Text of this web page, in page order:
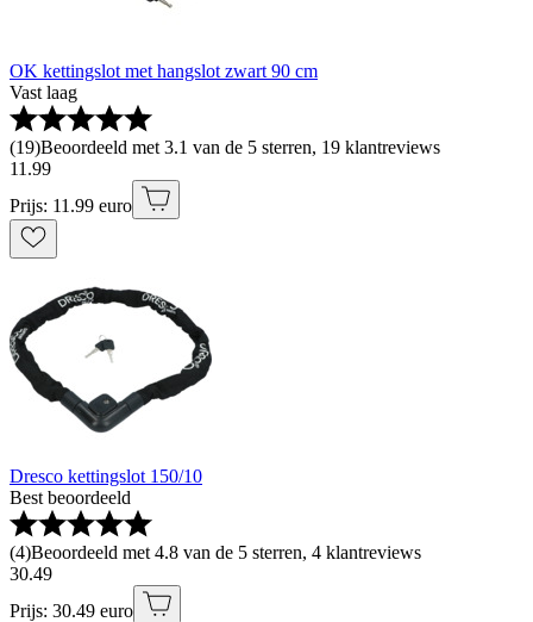
OK kettingslot met hangslot zwart 90 cm
Vast laag
(19)Beoordeeld met 3.1 van de 5 sterren, 19 klantreviews
11 .99
Prijs: 11.99 euro
Dresco kettingslot 150/10
Best beoordeeld
(4)Beoordeeld met 4.8 van de 5 sterren, 4 klantreviews
30.49
Prijs: 30.49 euro